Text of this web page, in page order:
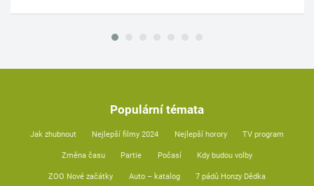
Populární témata
Jak zhubnout Nejlepší filmy 2024 Nejlepší horory TV program
Změna času Partie Počasí Kdy budou volby
ZOO Nové začátky Auto – katalog 7 pádů Honzy Dědka